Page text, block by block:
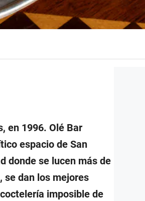
en 1996. Olé Bar
espacio de San
donde se lucen más de
se dan los mejores
imposible de